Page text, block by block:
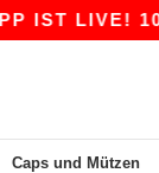
LIVE! 10
Caps und Mützen